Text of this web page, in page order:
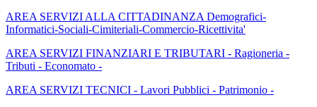
AREA SERVIZI ALLA CITTADINANZA Demografici-
Informatici-Sociali-Cimiteriali-Commercio-Ricettivita'
AREA SERVIZI FINANZIARI E TRIBUTARI - Ragioneria -
Tributi - Economato -
AREA SERVIZI TECNICI - Lavori Pubblici - Patrimonio -